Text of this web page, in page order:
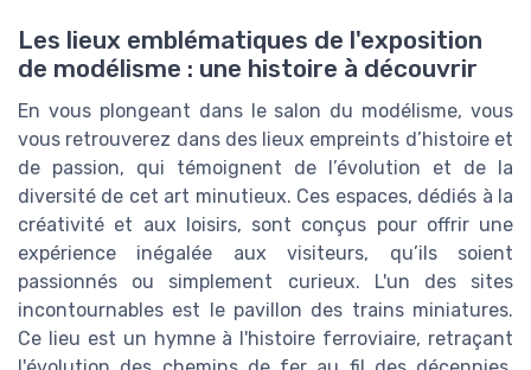
Les lieux emblématiques de l'exposition
de modélisme : une histoire à découvrir
En vous plongeant dans le salon du modélisme, vous
vous retrouverez dans des lieux empreints d’histoire et
de passion, qui témoignent de l’évolution et de la
diversité de cet art minutieux. Ces espaces, dédiés à la
créativité et aux loisirs, sont conçus pour offrir une
expérience inégalée aux visiteurs, qu’ils soient
passionnés ou simplement curieux. L'un des sites
incontournables est le pavillon des trains miniatures.
Ce lieu est un hymne à l'histoire ferroviaire, retraçant